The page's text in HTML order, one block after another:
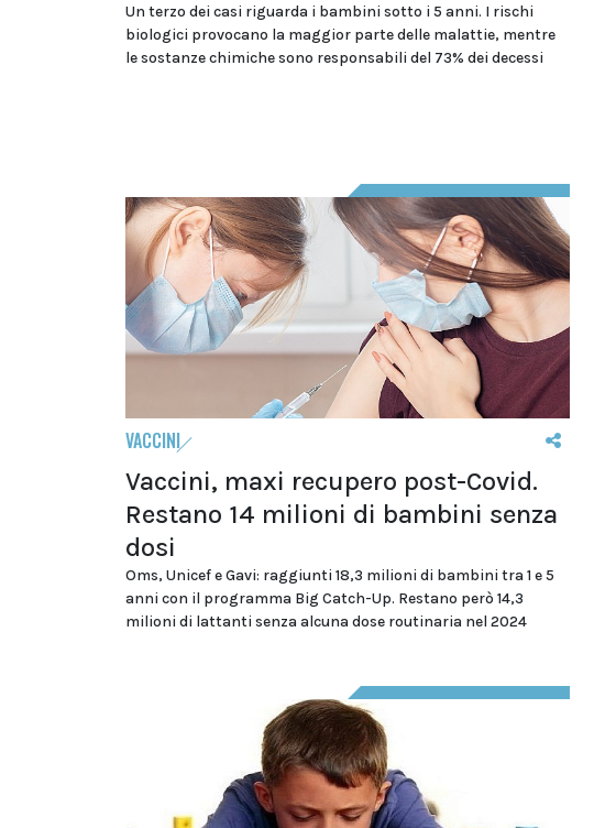
Un terzo dei casi riguarda i bambini sotto i 5 anni. I rischi
biologici provocano la maggior parte delle malattie, mentre
le sostanze chimiche sono responsabili del 73% dei decessi
VACCINI
Vaccini, maxi recupero post-Covid.
Restano 14 milioni di bambini senza
dosi
Oms, Unicef e Gavi: raggiunti 18,3 milioni di bambini tra 1 e 5
anni con il programma Big Catch-Up. Restano però 14,3
milioni di lattanti senza alcuna dose routinaria nel 2024